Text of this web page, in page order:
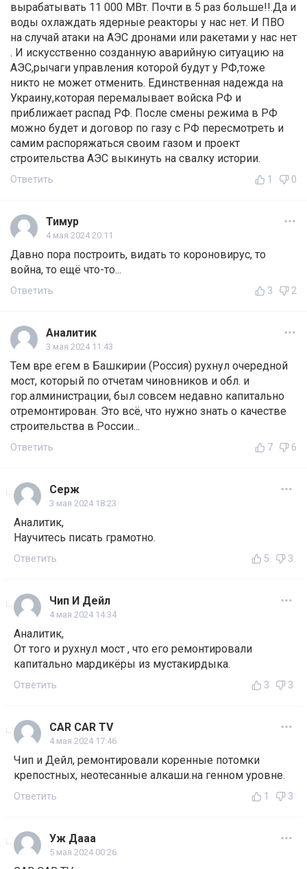
вырабатывать 11 000 МВт. Почти в 5 раз больше!!.Да и
воды охлаждать ядерные реакторы у нас нет. И ПВО
на случай атаки на АЭС дронами или ракетами у нас нет
. И искусственно созданную аварийную ситуацию на
АЭС,рычаги управления которой будут у РФ,тоже
никто не может отменить. Единственная надежда на
Украину,которая перемалывает войска РФ и
приближает распад РФ. После смены режима в РФ
можно будет и договор по газу с РФ пересмотреть и
самим распоряжаться своим газом и проект
строительства АЭС выкинуть на свалку истории.
Ответить 1 0
Тимур
4 мая 2024 20:11
Давно пора построить, видать то короновирус, то
война, то ещё что-то...
Ответить 3 2
Аналитик
3 мая 2024 11:43
Тем вре егем в Башкирии (Россия) рухнул очередной
мост, который по отчетам чиновников и обл. и
гор.алминистрации, был совсем недавно капитально
отремонтирован. Это всё, что нужно знать о качестве
строительства в России...
Ответить 7 6
Серж
3 мая 2024 18:23
Аналитик,
Научитесь писать грамотно.
Ответить 5 3
Чип И Дейл
4 мая 2024 14:34
Аналитик,
От того и рухнул мост , что его ремонтировали
капитально мардикёры из мустакирдыка.
Ответить 3 3
САR CAR TV
4 мая 2024 17:46
Чип и Дейл, ремонтировали коренные потомки
крепостных, неотесанные алкаши.на генном уровне.
Ответить 1 3
Уж Дааа
5 мая 2024 00:26